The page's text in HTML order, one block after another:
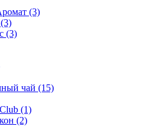
(3)
(3)
(3)
чай (15)
(1)
(2)